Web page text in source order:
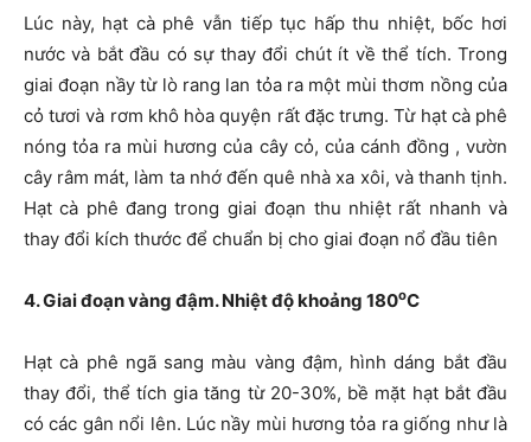
Lúc này, hạt cà phê vẫn tiếp tục hấp thu nhiệt, bốc hơi
nước và bắt đầu có sự thay đổi chút ít về thể tích. Trong
giai đoạn nầy từ lò rang lan tỏa ra một mùi thơm nồng của
cỏ tươi và rơm khô hòa quyện rất đặc trưng. Từ hạt cà phê
nóng tỏa ra mùi hương của cây cỏ, của cánh đồng , vườn
cây râm mát, làm ta nhớ đến quê nhà xa xôi, và thanh tịnh.
Hạt cà phê đang trong giai đoạn thu nhiệt rất nhanh và
thay đổi kích thước để chuẩn bị cho giai đoạn nổ đầu tiên
4. Giai đoạn vàng đậm. Nhiệt độ khoảng 180oC
Hạt cà phê ngã sang màu vàng đậm, hình dáng bắt đầu
thay đổi, thể tích gia tăng từ 20-30%, bề mặt hạt bắt đầu
có các gân nổi lên. Lúc nầy mùi hương tỏa ra giống như là